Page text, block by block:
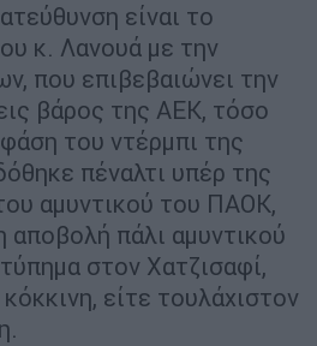
είναι το
κ. Λανουά με την
που επιβεβαιώνει την
βάρος της ΑΕΚ, τόσο
του ντέρμπι της
πέναλτι υπέρ της
αμυντικού του ΠΑΟΚ,
αποβολή πάλι αμυντικού
στον Χατζισαφί,
είτε τουλάχιστον